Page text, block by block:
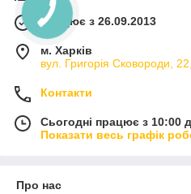
Працює з 26.09.2013
м. Харків
вул. Григорія Сковороди,
Контакти
Сьогодні працює з 10:00
Показати весь графік
Про нас